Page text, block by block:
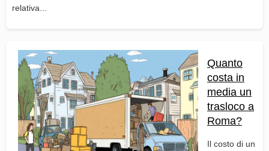
relativa...
Quanto
costa in
media un
trasloco a
Roma?
Il costo di un